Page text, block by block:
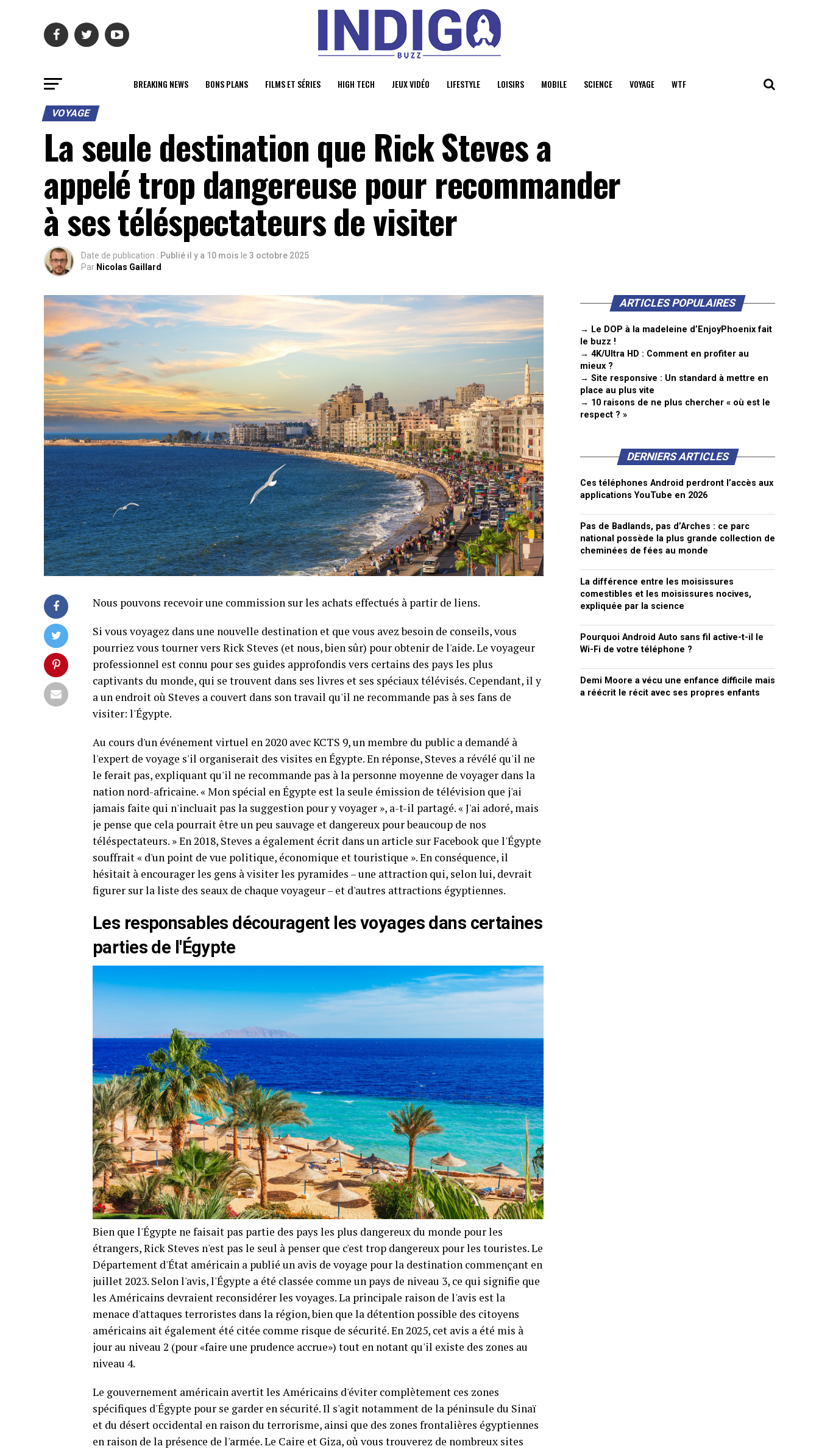
BREAKING NEWS BONS PLANS FILMS ET SÉRIES HIGH TECH JEUX VIDÉO LIFESTYLE LOISIRS MOBILE SCIENCE VOYAGE WTF
VOYAGE
La seule destination que Rick Steves a
appelé trop dangereuse pour recommander
à ses téléspectateurs de visiter
Date de publication : Publié il y a 10 mois le 3 octobre 2025
Par Nicolas Gaillard
Nous pouvons recevoir une commission sur les achats effectués à partir de liens.
Si vous voyagez dans une nouvelle destination et que vous avez besoin de conseils, vous
pourriez vous tourner vers Rick Steves (et nous, bien sûr) pour obtenir de l'aide. Le voyageur
professionnel est connu pour ses guides approfondis vers certains des pays les plus
captivants du monde, qui se trouvent dans ses livres et ses spéciaux télévisés. Cependant, il y
a un endroit où Steves a couvert dans son travail qu'il ne recommande pas à ses fans de
visiter: l'Égypte.
Au cours d'un événement virtuel en 2020 avec KCTS 9, un membre du public a demandé à
l'expert de voyage s'il organiserait des visites en Égypte. En réponse, Steves a révélé qu'il ne
le ferait pas, expliquant qu'il ne recommande pas à la personne moyenne de voyager dans la
nation nord-africaine. « Mon spécial en Égypte est la seule émission de télévision que j'ai
jamais faite qui n'incluait pas la suggestion pour y voyager », a-t-il partagé. « J'ai adoré, mais
je pense que cela pourrait être un peu sauvage et dangereux pour beaucoup de nos
téléspectateurs. » En 2018, Steves a également écrit dans un article sur Facebook que l'Égypte
souffrait « d'un point de vue politique, économique et touristique ». En conséquence, il
hésitait à encourager les gens à visiter les pyramides – une attraction qui, selon lui, devrait
figurer sur la liste des seaux de chaque voyageur – et d'autres attractions égyptiennes.
Les responsables découragent les voyages dans certaines
parties de l'Égypte
Bien que l'Égypte ne faisait pas partie des pays les plus dangereux du monde pour les
étrangers, Rick Steves n'est pas le seul à penser que c'est trop dangereux pour les touristes. Le
Département d'État américain a publié un avis de voyage pour la destination commençant en
juillet 2023. Selon l'avis, l'Égypte a été classée comme un pays de niveau 3, ce qui signifie que
les Américains devraient reconsidérer les voyages. La principale raison de l'avis est la
menace d'attaques terroristes dans la région, bien que la détention possible des citoyens
américains ait également été citée comme risque de sécurité. En 2025, cet avis a été mis à
jour au niveau 2 (pour «faire une prudence accrue») tout en notant qu'il existe des zones au
niveau 4.
Le gouvernement américain avertit les Américains d'éviter complètement ces zones
spécifiques d'Égypte pour se garder en sécurité. Il s'agit notamment de la péninsule du Sinaï
et du désert occidental en raison du terrorisme, ainsi que des zones frontalières égyptiennes
en raison de la présence de l'armée. Le Caire et Giza, où vous trouverez de nombreux sites
ARTICLES POPULAIRES
→ Le DOP à la madeleine d’EnjoyPhoenix fait
le buzz !
→ 4K/Ultra HD : Comment en profiter au
mieux ?
→ Site responsive : Un standard à mettre en
place au plus vite
→ 10 raisons de ne plus chercher « où est le
respect ? »
DERNIERS ARTICLES
Ces téléphones Android perdront l’accès aux
applications YouTube en 2026
Pas de Badlands, pas d’Arches : ce parc
national possède la plus grande collection de
cheminées de fées au monde
La différence entre les moisissures
comestibles et les moisissures nocives,
expliquée par la science
Pourquoi Android Auto sans fil active-t-il le
Wi-Fi de votre téléphone ?
Demi Moore a vécu une enfance difficile mais
a réécrit le récit avec ses propres enfants